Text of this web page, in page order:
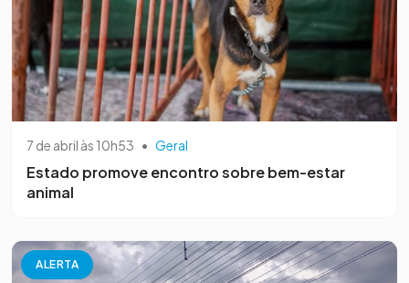
7 de abril às 10h53 • Geral
Estado promove encontro sobre bem-estar
animal
ALERTA